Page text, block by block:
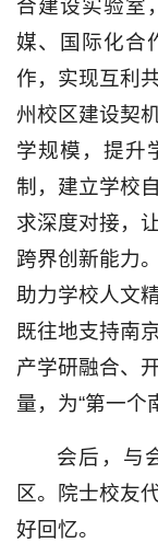
合建设实验室
媒、国际化合
作，实现互利
州校区建设契
学规模，提升
制，建立学校
求深度对接，
跨界创新能力
助力学校人文
既往地支持南
产学研融合、
量，为“第一个
会后，与
区。院士校友
好回忆。